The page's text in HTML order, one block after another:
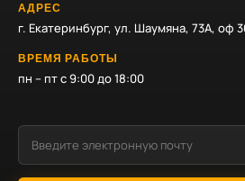
АДРЕС
г. Екатеринбург, ул. Шаумяна, 73А, оф
ВРЕМЯ РАБОТЫ
пн – пт с 9:00 до 18:00